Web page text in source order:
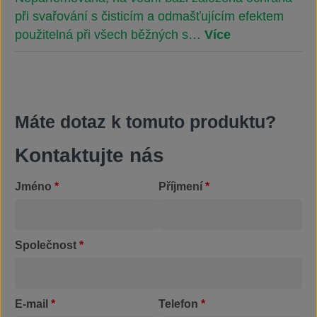
při svařování s čisticím a odmašťujícím efektem
použitelná při všech běžných s… Více
Máte dotaz k tomuto produktu?
Kontaktujte nás
Jméno * Příjmení *
Společnost *
E-mail * Telefon *